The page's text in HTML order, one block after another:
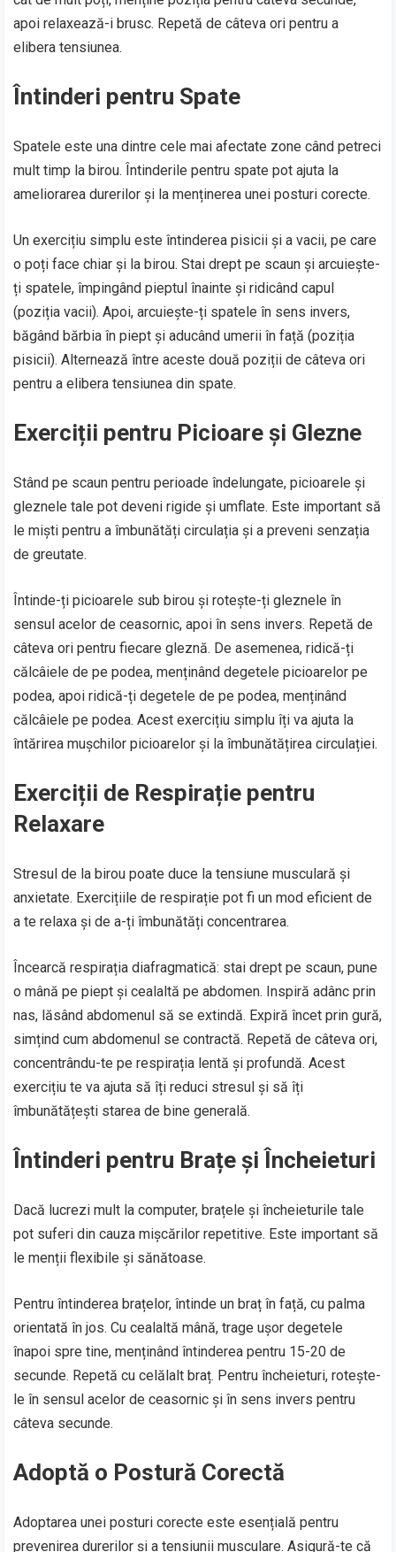
apoi relaxează-i brusc. Repetă de câteva ori pentru a
elibera tensiunea.
Întinderi pentru Spate
Spatele este una dintre cele mai afectate zone când petreci
mult timp la birou. Întinderile pentru spate pot ajuta la
ameliorarea durerilor și la menținerea unei posturi corecte.
Un exercițiu simplu este întinderea pisicii și a vacii, pe care
o poți face chiar și la birou. Stai drept pe scaun și arcuiește-
ți spatele, împingând pieptul înainte și ridicând capul
(poziția vacii). Apoi, arcuiește-ți spatele în sens invers,
băgând bărbia în piept și aducând umerii în față (poziția
pisicii). Alternează între aceste două poziții de câteva ori
pentru a elibera tensiunea din spate.
Exerciții pentru Picioare și Glezne
Stând pe scaun pentru perioade îndelungate, picioarele și
gleznele tale pot deveni rigide și umflate. Este important să
le miști pentru a îmbunătăți circulația și a preveni senzația
de greutate.
Întinde-ți picioarele sub birou și rotește-ți gleznele în
sensul acelor de ceasornic, apoi în sens invers. Repetă de
câteva ori pentru fiecare gleznă. De asemenea, ridică-ți
călcâiele de pe podea, menținând degetele picioarelor pe
podea, apoi ridică-ți degetele de pe podea, menținând
călcâiele pe podea. Acest exercițiu simplu îți va ajuta la
întărirea mușchilor picioarelor și la îmbunătățirea circulației.
Exerciții de Respirație pentru
Relaxare
Stresul de la birou poate duce la tensiune musculară și
anxietate. Exercițiile de respirație pot fi un mod eficient de
a te relaxa și de a-ți îmbunătăți concentrarea.
Încearcă respirația diafragmatică: stai drept pe scaun, pune
o mână pe piept și cealaltă pe abdomen. Inspiră adânc prin
nas, lăsând abdomenul să se extindă. Expiră încet prin gură,
simțind cum abdomenul se contractă. Repetă de câteva ori,
concentrându-te pe respirația lentă și profundă. Acest
exercițiu te va ajuta să îți reduci stresul și să îți
îmbunătățești starea de bine generală.
Întinderi pentru Brațe și Încheieturi
Dacă lucrezi mult la computer, brațele și încheieturile tale
pot suferi din cauza mișcărilor repetitive. Este important să
le menții flexibile și sănătoase.
Pentru întinderea brațelor, întinde un braț în față, cu palma
orientată în jos. Cu cealaltă mână, trage ușor degetele
înapoi spre tine, menținând întinderea pentru 15-20 de
secunde. Repetă cu celălalt braț. Pentru încheieturi, rotește-
le în sensul acelor de ceasornic și în sens invers pentru
câteva secunde.
Adoptă o Postură Corectă
Adoptarea unei posturi corecte este esențială pentru
prevenirea durerilor și a tensiunii musculare. Asigură-te că